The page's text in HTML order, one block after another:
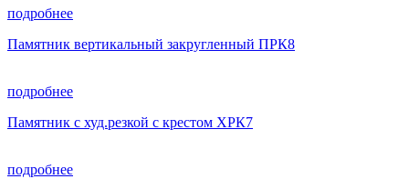
подробнее
Памятник вертикальный закругленный ПРК8
подробнее
Памятник с худ.резкой с крестом ХРК7
подробнее